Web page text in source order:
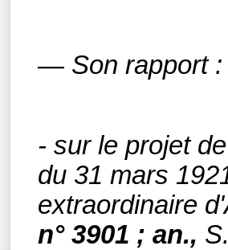
— Son rapport :
- sur le projet
du 31 mars
extraordinaire
n° 3901 ; an.,